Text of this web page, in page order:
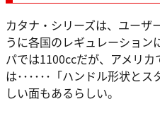
カタナ・シリーズは、ユーザ
うに各国のレギュレーション
パでは1100ccだが、アメリ
は･･････「ハンドル形状と
しい面もあるらしい。